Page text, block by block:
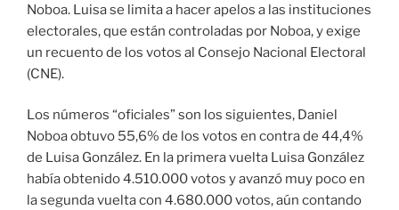
Noboa. Luisa se limita a hacer apelos a las instituciones
electorales, que están controladas por Noboa, y exige
un recuento de los votos al Consejo Nacional Electoral
(CNE).
Los números “oficiales” son los siguientes, Daniel
Noboa obtuvo 55,6% de los votos en contra de 44,4%
de Luisa González. En la primera vuelta Luisa González
había obtenido 4.510.000 votos y avanzó muy poco en
la segunda vuelta con 4.680.000 votos, aún contando